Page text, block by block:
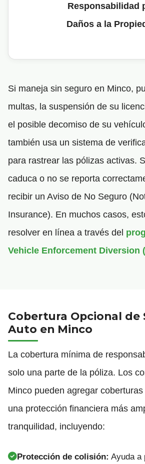
Responsabilidad
Daños a la
Si maneja sin seguro en Minco,
multas, la suspensión de su
el posible decomiso de su
también usa un sistema de
para rastrear las pólizas activas.
caduca o no se reporta
recibir un Aviso de No Seguro
Insurance). En muchos casos,
resolver en línea a través del
Vehicle Enforcement Diversion
Cobertura Opcional de
Auto en Minco
La cobertura mínima de
solo una parte de la póliza. Los
Minco pueden agregar
una protección financiera más
tranquilidad, incluyendo:
Protección de colisión: Ayuda a